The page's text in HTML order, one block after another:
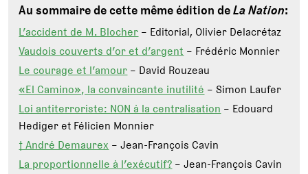
Au sommaire de cette même édition deLa Nation:
L’accident de M. Blocher– Editorial, Olivier Delacrétaz
Vaudois couverts d’or et d’argent– Frédéric Monnier
Le courage et l’amour– David Rouzeau
«El Camino», la convaincante inutilité– Simon Laufer
Loi antiterroriste: NON à la centralisation– Edouard
Hediger et Félicien Monnier
† André Demaurex– Jean-François Cavin
La proportionnelle à l’exécutif?– Jean-François Cavin